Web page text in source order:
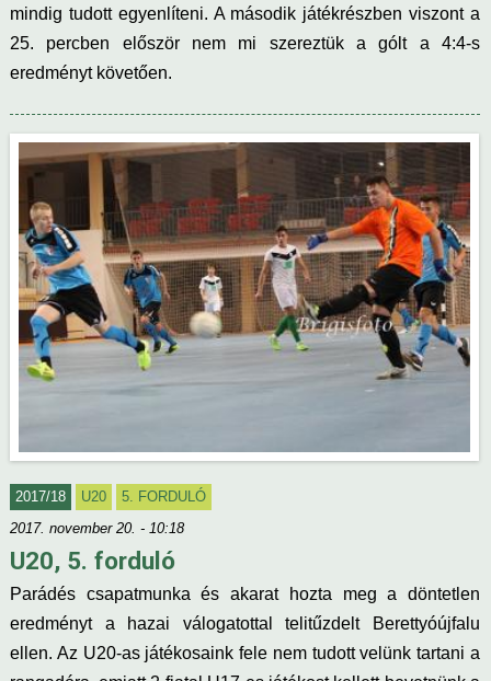
mindig tudott egyenlíteni. A második játékrészben viszont a
25. percben először nem mi szereztük a gólt a 4:4-s
eredményt követően.
2017/18 U20
5. FORDULÓ
2017. november 20. - 10:18
U20, 5. forduló
Parádés csapatmunka és akarat hozta meg a döntetlen
eredményt a hazai válogatottal telitűzdelt Berettyóújfalu
ellen. Az U20-as játékosaink fele nem tudott velünk tartani a